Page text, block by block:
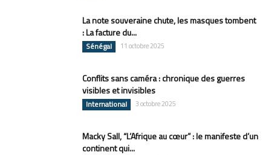
La note souveraine chute, les masques tombent
: La facture du...
Sénégal 11 octobre 2025
Conflits sans caméra : chronique des guerres
visibles et invisibles
International 3 octobre 2025
Macky Sall, “L’Afrique au cœur” : le manifeste d’un
continent qui...